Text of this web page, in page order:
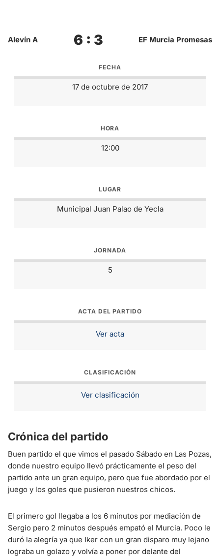
Alevín A 6 : 3 EF Murcia Promesas
FECHA
17 de octubre de 2017
HORA
12:00
LUGAR
Municipal Juan Palao de Yecla
JORNADA
5
ACTA DEL PARTIDO
Ver acta
CLASIFICACIÓN
Ver clasificación
Crónica del partido
Buen partido el que vimos el pasado Sábado en Las Pozas,
donde nuestro equipo llevó prácticamente el peso del
partido ante un gran equipo, pero que fue abordado por el
juego y los goles que pusieron nuestros chicos.
El primero gol llegaba a los 6 minutos por mediación de
Sergio pero 2 minutos después empató el Murcia. Poco le
duró la alegría ya que Iker con un gran disparo muy lejano
lograba un golazo y volvía a poner por delante del